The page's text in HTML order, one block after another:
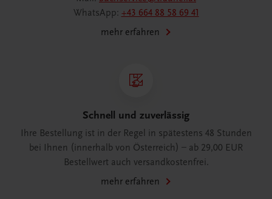
WhatsApp: +43 664 88 58 69 41
mehr erfahren
Schnell und zuverlässig
Ihre Bestellung ist in der Regel in spätestens 48 Stunden
bei Ihnen (innerhalb von Österreich) – ab 29,00 EUR
Bestellwert auch versandkostenfrei.
mehr erfahren